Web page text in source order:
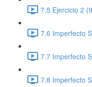
7.5 Ejercicio 2
7.6 Imperfecto
7.7 Imperfecto
7.8 Imperfecto